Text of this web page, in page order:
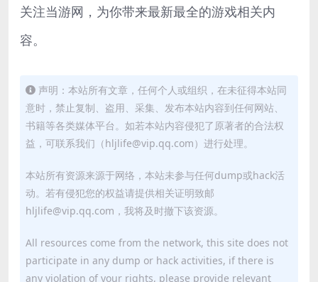
关注当游网，为你带来最新最全的游戏相关内
容。
声明：本站所有文章，任何个人或组织，在未征得本站同
意时，禁止复制、盗用、采集、发布本站内容到任何网站、
书籍等各类媒体平台。如若本站内容侵犯了原著者的合法权
益，可联系我们（hljlife@vip.qq.com）进行处理。
本站所有资源来源于网络，本站未参与任何dump或hack活
动。若有侵犯您的权益请提供相关证明致邮
hljlife@vip.qq.com，我将及时撤下该资源。
All resources come from the network, this site does not
participate in any dump or hack activities, if there is
any violation of your rights, please provide relevant